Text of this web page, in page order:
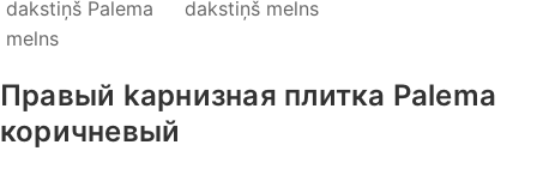
Правый kарнизная плитка Palema
коричневый